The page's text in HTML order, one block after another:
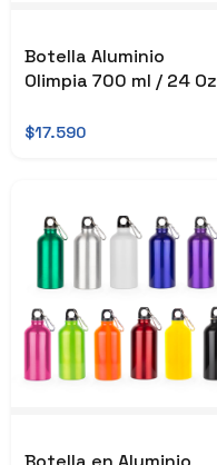
Botella Aluminio
Olimpia 700 ml / 24 Oz
$17.590